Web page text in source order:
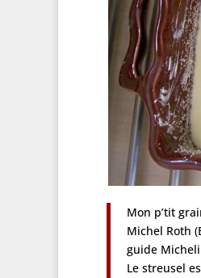
Mon p’tit
Michel Roth
guide
Le streusel